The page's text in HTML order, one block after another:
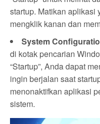
startup. Matikan aplikasi
mengklik kanan dan
System
di kotak pencarian
“Startup”, Anda dapat
ingin berjalan saat
menonaktifkan aplikasi
sistem.